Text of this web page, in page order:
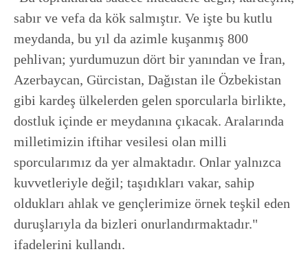
sabır ve vefa da kök salmıştır. Ve işte bu kutlu
meydanda, bu yıl da azimle kuşanmış 800
pehlivan; yurdumuzun dört bir yanından ve İran,
Azerbaycan, Gürcistan, Dağıstan ile Özbekistan
gibi kardeş ülkelerden gelen sporcularla birlikte,
dostluk içinde er meydanına çıkacak. Aralarında
milletimizin iftihar vesilesi olan milli
sporcularımız da yer almaktadır. Onlar yalnızca
kuvvetleriyle değil; taşıdıkları vakar, sahip
oldukları ahlak ve gençlerimize örnek teşkil eden
duruşlarıyla da bizleri onurlandırmaktadır."
ifadelerini kullandı.